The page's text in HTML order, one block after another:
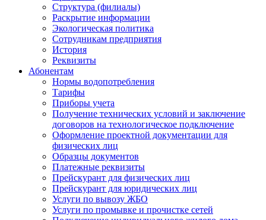
Структура (филиалы)
Раскрытие информации
Экологическая политика
Сотрудникам предприятия
История
Реквизиты
Абонентам
Нормы водопотребления
Тарифы
Приборы учета
Получение технических условий и заключение
договоров на технологическое подключение
Оформление проектной документации для
физических лиц
Образцы документов
Платежные реквизиты
Прейскурант для физических лиц
Прейскурант для юридических лиц
Услуги по вывозу ЖБО
Услуги по промывке и прочистке сетей